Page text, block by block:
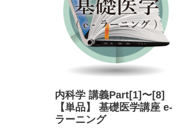
内科学 講義Part[1]〜[8]
【単品】 基礎医学講座 e-
ラーニング